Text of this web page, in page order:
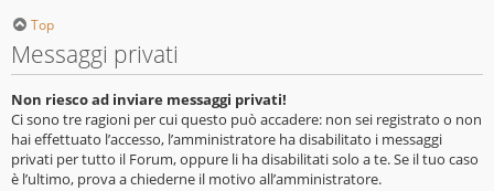
Top
Messaggi privati
Non riesco ad inviare messaggi privati!
Ci sono tre ragioni per cui questo può accadere: non sei registrato o non
hai effettuato l’accesso, l’amministratore ha disabilitato i messaggi
privati per tutto il Forum, oppure li ha disabilitati solo a te. Se il tuo caso
è l’ultimo, prova a chiederne il motivo all’amministratore.